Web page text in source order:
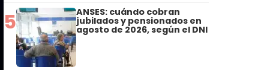
5 ANSES: cuándo cobran
jubilados y pensionados en
agosto de 2026, según el DNI